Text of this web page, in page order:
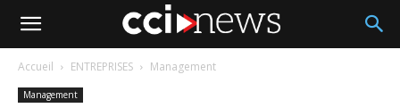
Accueil ENTREPRISES Management
Management